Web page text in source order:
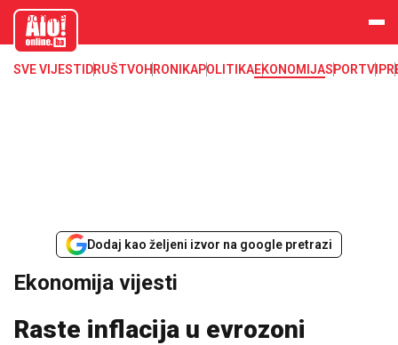
aloonline.b
SVE VIJESTI DRUŠTVOHRONIKAPOLITIKAEKONOMIJASPORTVIP
Dodaj kao željeni izvor na google pretrazi
Ekonomija vijesti
Raste inflacija u evrozoni